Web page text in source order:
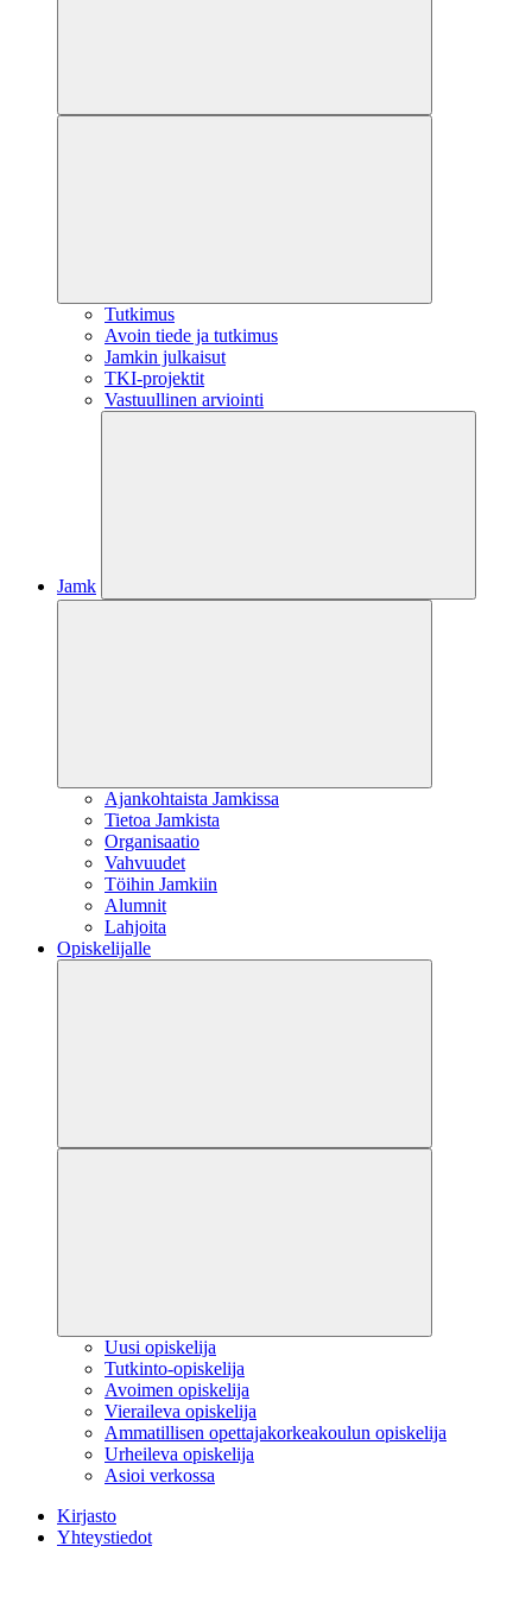
Tutkimus
Avoin tiede ja tutkimus
Jamkin julkaisut
TKI-projektit
Vastuullinen arviointi
Jamk
Ajankohtaista Jamkissa
Tietoa Jamkista
Organisaatio
Vahvuudet
Töihin Jamkiin
Alumnit
Lahjoita
Opiskelijalle
Uusi opiskelija
Tutkinto-opiskelija
Avoimen opiskelija
Vieraileva opiskelija
Ammatillisen opettajakorkeakoulun opiskelija
Urheileva opiskelija
Asioi verkossa
Kirjasto
Yhteystiedot